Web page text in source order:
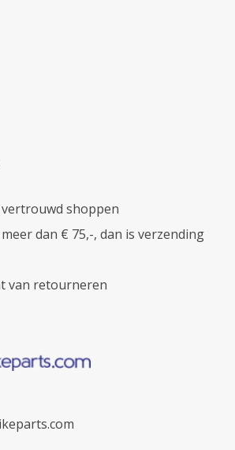
shoppen
dan € 75,-, dan is verzending
van retourneren